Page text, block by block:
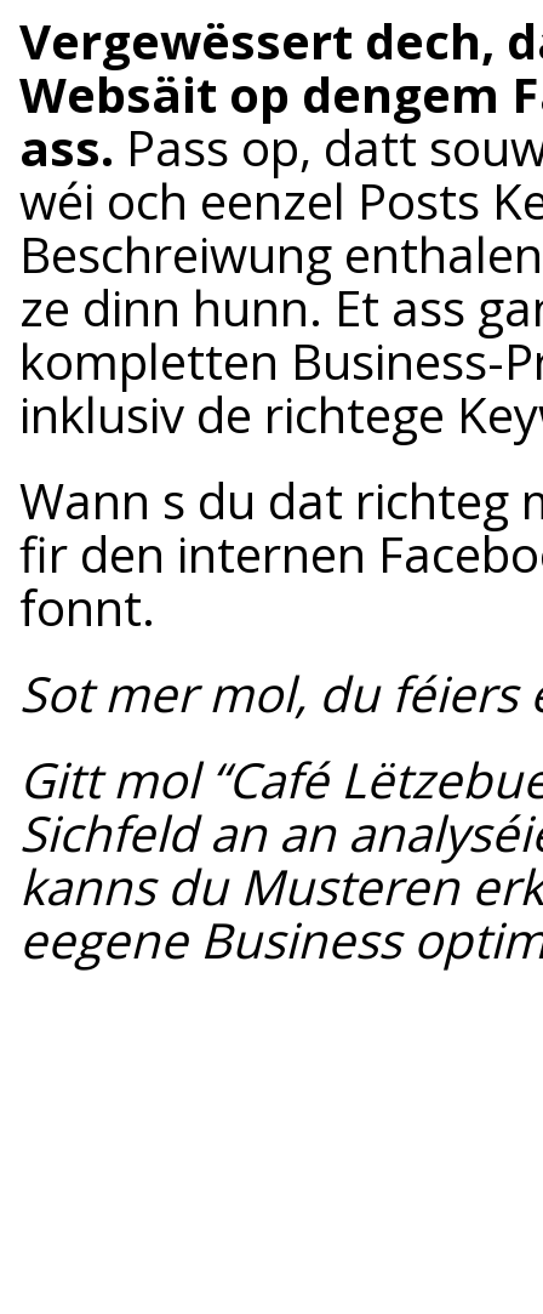
Vergewëssert dech,
Websäit op dengem
ass. Pass op, datt
wéi och eenzel Posts
Beschreiwung
ze dinn hunn. Et ass
kompletten Business-
inklusiv de richtege
Wann s du dat richteg
fir den internen
fonnt.
Sot mer mol, du féiers
Gitt mol “Café
Sichfeld an an
kanns du Musteren
eegene Business